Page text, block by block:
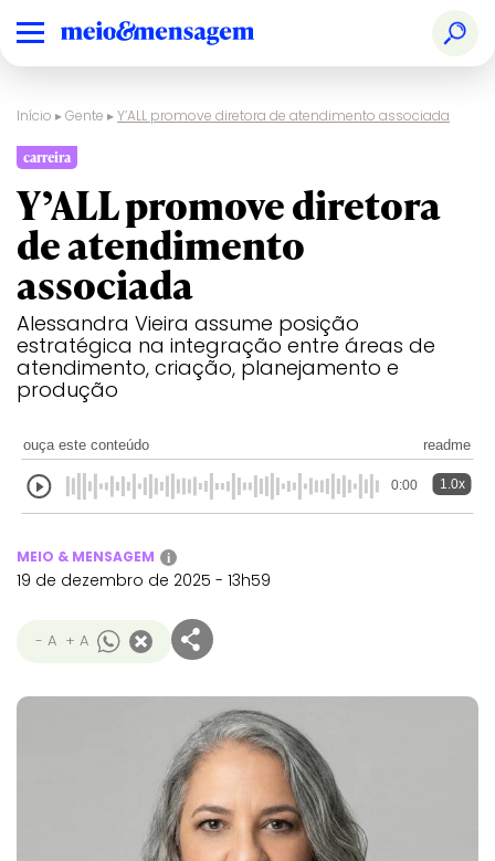
Início ▸Gente ▸Y’ALL promove diretora de atendimento associada
carreira
Y’ALL promove diretora
de atendimento
associada
Alessandra Vieira assume posição
estratégica na integração entre áreas de
atendimento, criação, planejamento e
produção
ouça este conteúdo readme
0:00 1.0x
MEIO & MENSAGEM i
19 de dezembro de 2025 - 13h59
- A + A